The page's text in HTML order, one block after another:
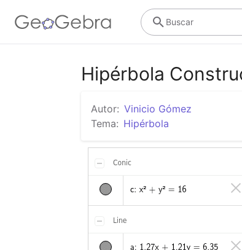
Buscar
Hipérbola
Autor: Vinicio Gómez
Tema: Hipérbola